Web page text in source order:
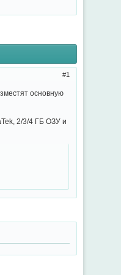
1
основную
2/3/4 ГБ ОЗУ и